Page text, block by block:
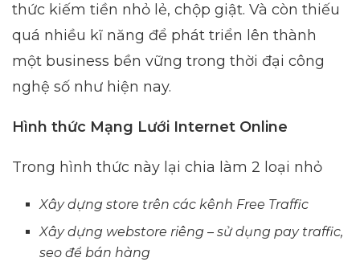
thức kiếm tiền nhỏ lẻ, chộp giật. Và còn thiếu
quá nhiều kĩ năng để phát triển lên thành
một business bền vững trong thời đại công
nghệ số như hiện nay.
Hình thức Mạng Lưới Internet Online
Trong hình thức này lại chia làm 2 loại nhỏ
Xây dựng store trên các kênh Free Traffic
Xây dựng webstore riêng – sử dụng pay traffic,
seo để bán hàng